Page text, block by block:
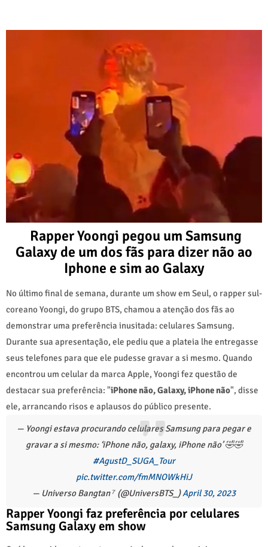
Rapper Yoongi pegou um Samsung
Galaxy de um dos fãs para dizer não ao
Iphone e sim ao Galaxy
No último final de semana, durante um show em Seul, o rapper sul-
coreano Yoongi, do grupo BTS, chamou a atenção dos fãs ao
demonstrar uma preferência inusitada: celulares Samsung.
Durante sua apresentação, ele pediu que a plateia lhe entregasse
seus telefones para que ele pudesse gravar a si mesmo. Quando
encontrou um celular da marca Apple, Yoongi fez questão de
destacar sua preferência: "iPhone não, Galaxy, iPhone não", disse
ele, arrancando risos e aplausos do público presente.
— Yoongi estava procurando celulares Samsung para pegar e
gravar a si mesmo: ‘iPhone não, galaxy, iPhone não’ 🤣🤣
#AgustD_SUGA_Tour
pic.twitter.com/fmMNOWkHiJ
— Universo Bangtan ⁷ (@UniversBTS_)April 30, 2023
Rapper Yoongi faz preferência por celulares
Samsung Galaxy em show